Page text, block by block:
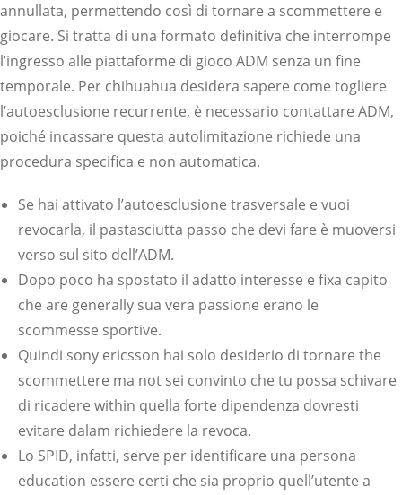
annullata, permettendo così di tornare a scommettere e
giocare. Si tratta di una formato definitiva che interrompe
l’ingresso alle piattaforme di gioco ADM senza un fine
temporale. Per chihuahua desidera sapere come togliere
l’autoesclusione recurrente, è necessario contattare ADM,
poiché incassare questa autolimitazione richiede una
procedura specifica e non automatica.
Se hai attivato l’autoesclusione trasversale e vuoi
revocarla, il pastasciutta passo che devi fare è muoversi
verso sul sito dell’ADM.
Dopo poco ha spostato il adatto interesse e fixa capito
che are generally sua vera passione erano le
scommesse sportive.
Quindi sony ericsson hai solo desiderio di tornare the
scommettere ma not sei convinto che tu possa schivare
di ricadere within quella forte dipendenza dovresti
evitare dalam richiedere la revoca.
Lo SPID, infatti, serve per identificare una persona
education essere certi che sia proprio quell’utente a